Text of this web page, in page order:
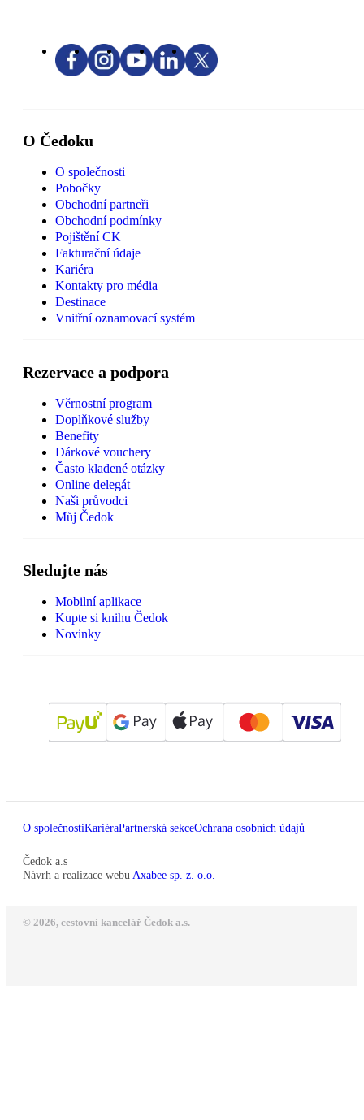
O Čedoku
O společnosti
Pobočky
Obchodní partneři
Obchodní podmínky
Pojištění CK
Fakturační údaje
Kariéra
Kontakty pro média
Destinace
Vnitřní oznamovací systém
Rezervace a podpora
Věrnostní program
Doplňkové služby
Benefity
Dárkové vouchery
Často kladené otázky
Online delegát
Naši průvodci
Můj Čedok
Sledujte nás
Mobilní aplikace
Kupte si knihu Čedok
Novinky
O společnostiKariéraPartnerská sekceOchrana osobních údajů
Čedok a.s
Návrh a realizace webu Axabee sp. z. o.o.
© 2026, cestovní kancelář Čedok a.s.